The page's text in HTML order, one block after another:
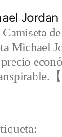
Jordan
Camiseta
Michael